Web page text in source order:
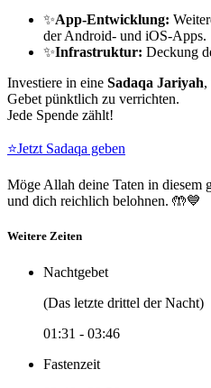
✨App-Entwicklung:
der Android- und iOS-Apps.
✨Infrastruktur: Deckung
Investiere in eine Sadaqa Jariyah,
Gebet pünktlich zu verrichten.
Jede Spende zählt!
⭐Jetzt Sadaqa geben
Möge Allah deine Taten in diesem
und dich reichlich belohnen. 🤲💙
Weitere Zeiten
Nachtgebet
(Das letzte drittel der Nacht)
01:31 - 03:46
Fastenzeit